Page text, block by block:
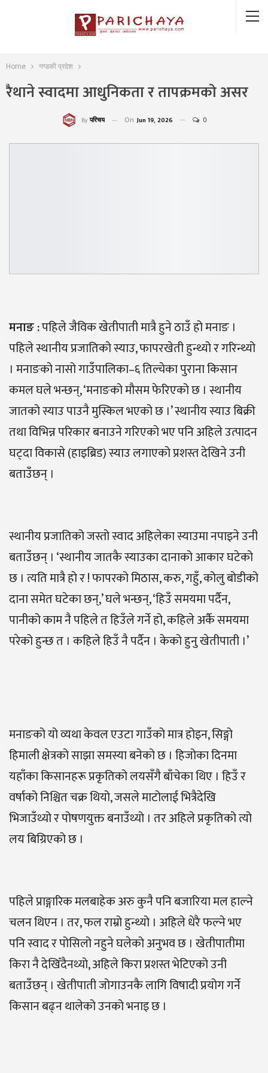
Home गण्डकी प्रदेश
रैथाने स्वादमा आधुनिकता र तापक्रमको असर
By परिचय On Jun 19, 2026 0
मनाङ:पहिले जैविक खेतीपाती मात्रै हुने ठाउँ हो मनाङ ।
पहिले स्थानीय प्रजातिको स्याउ, फापरखेती हुन्थ्यो र गरिन्थ्यो
। मनाङको नासो गाउँपालिका–६ तिल्चेका पुराना किसान
कमल घले भन्छन्, ‘मनाङको मौसम फेरिएको छ । स्थानीय
जातको स्याउ पाउनै मुस्किल भएको छ ।’ स्थानीय स्याउ बिक्री
तथा विभिन्न परिकार बनाउने गरिएको भए पनि अहिले उत्पादन
घट्दा विकासे (हाइब्रिड) स्याउ लगाएको प्रशस्त देखिने उनी
बताउँछन् ।
स्थानीय प्रजातिको जस्तो स्वाद अहिलेका स्याउमा नपाइने उनी
बताउँछन् । ‘स्थानीय जातकै स्याउका दानाको आकार घटेको
छ । त्यति मात्रै हो र ! फापरको मिठास, करु, गहुँ, कोलु बोडीको
दाना समेत घटेका छन्,’ घले भन्छन्, ‘हिउँ समयमा पर्दैन,
पानीको काम नै पहिले त हिउँले गर्ने हो, कहिले अर्कै समयमा
परेको हुन्छ त । कहिले हिउँ नै पर्दैन । केको हुनु खेतीपाती ।’
मनाङको यो व्यथा केवल एउटा गाउँको मात्र होइन, सिङ्गो
हिमाली क्षेत्रको साझा समस्या बनेको छ । हिजोका दिनमा
यहाँका किसानहरू प्रकृतिको लयसँगै बाँचेका थिए । हिउँ र
वर्षाको निश्चित चक्र थियो, जसले माटोलाई भित्रैदेखि
भिजाउँथ्यो र पोषणयुक्त बनाउँथ्यो । तर अहिले प्रकृतिको त्यो
लय बिग्रिएको छ ।
पहिले प्राङ्गारिक मलबाहेक अरु कुनै पनि बजारिया मल हाल्ने
चलन थिएन । तर, फल राम्रो हुन्थ्यो । अहिले धेरै फल्ने भए
पनि स्वाद र पोसिलो नहुने घलेको अनुभव छ । खेतीपातीमा
किरा नै देखिँदैनथ्यो, अहिले किरा प्रशस्त भेटिएको उनी
बताउँछन् । खेतीपाती जोगाउनकै लागि विषादी प्रयोग गर्ने
किसान बढ्न थालेको उनको भनाइ छ ।